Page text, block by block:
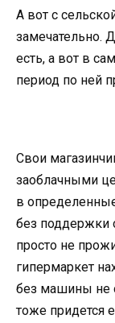
А вот с
замечательно.
есть, а вот в
период по ней
Свои
заоблачными
в
без поддержки
просто не
гипермаркет
без машины не
тоже придется